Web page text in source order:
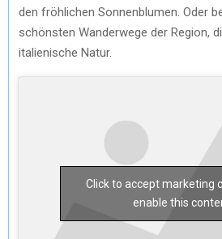
den fröhlichen Sonnenblumen. Oder
schönsten Wanderwege der Region,
italienische Natur.
Click to accept marketing
enable this